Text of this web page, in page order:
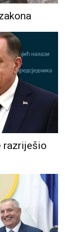
razriješio